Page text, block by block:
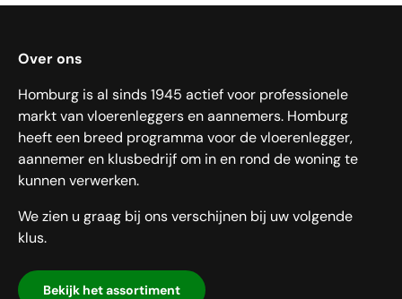
Over ons
Homburg is al sinds 1945 actief voor professionele
markt van vloerenleggers en aannemers. Homburg
heeft een breed programma voor de vloerenlegger,
aannemer en klusbedrijf om in en rond de woning te
kunnen verwerken.
We zien u graag bij ons verschijnen bij uw volgende
klus.
Bekijk het assortiment